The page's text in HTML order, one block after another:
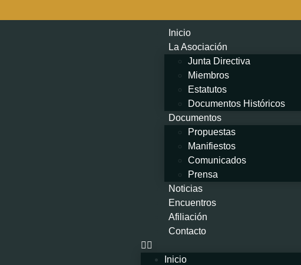
Inicio
La Asociación
Junta Directiva
Miembros
Estatutos
Documentos Históricos
Documentos
Propuestas
Manifiestos
Comunicados
Prensa
Noticias
Encuentros
Afiliación
Contacto
Inicio